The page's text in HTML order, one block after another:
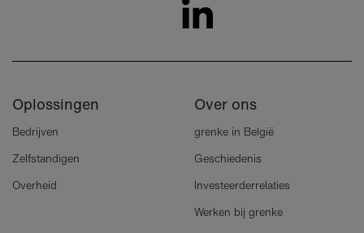
Oplossingen
Bedrijven
Zelfstandigen
Overheid
Over ons
grenke in België
Geschiedenis
Investeerderrelaties
Werken bij grenke